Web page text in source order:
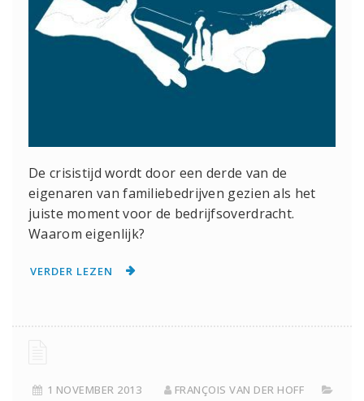
De crisistijd wordt door een derde van de
eigenaren van familiebedrijven gezien als het
juiste moment voor de bedrijfsoverdracht.
Waarom eigenlijk?
VERDER LEZEN
1 NOVEMBER 2013
FRANÇOIS VAN DER HOFF